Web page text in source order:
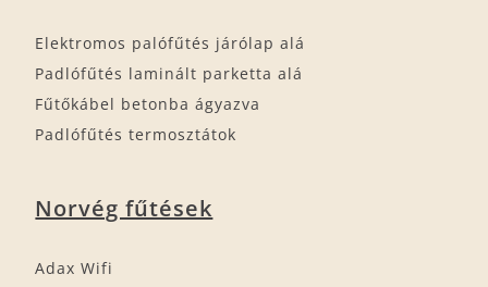
Elektromos palófűtés járólap alá
Padlófűtés laminált parketta alá
Fűtőkábel betonba ágyazva
Padlófűtés termosztátok
Norvég fűtések
Adax Wifi